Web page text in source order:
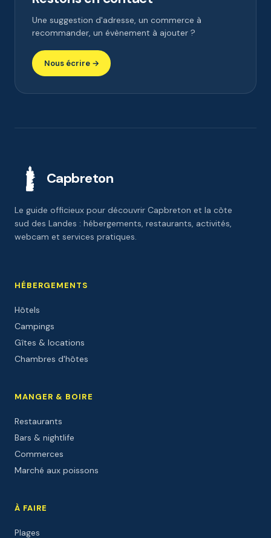
Une suggestion d'adresse, un commerce à
recommander, un évènement à ajouter ?
Nous écrire →
Capbreton
Le guide officieux pour découvrir Capbreton et la côte
sud des Landes : hébergements, restaurants, activités,
webcam et services pratiques.
HÉBERGEMENTS
Hôtels
Campings
Gîtes & locations
Chambres d'hôtes
MANGER & BOIRE
Restaurants
Bars & nightlife
Commerces
Marché aux poissons
À FAIRE
Plages